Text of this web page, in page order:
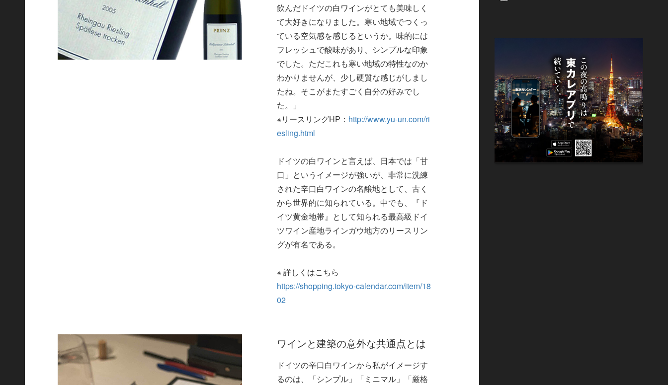
飲んだドイツの白ワインがとても美味しく
て大好きになりました。寒い地域でつくっ
ている空気感を感じるというか。味的には
フレッシュで酸味があり、シンプルな印象
でした。ただこれも寒い地域の特性なのか
わかりませんが、少し硬質な感じがしまし
たね。そこがまたすごく自分の好みでし
た。」
※リースリングHP： http://www.yu-un.com/ri
esling.html
ドイツの白ワインと言えば、日本では「甘
口」というイメージが強いが、非常に洗練
された辛口白ワインの名醸地として、古く
から世界的に知られている。中でも、『ド
イツ黄金地帯』として知られる最高級ドイ
ツワイン産地ラインガウ地方のリースリン
グが有名である。
※ 詳しくはこちら
https://shopping.tokyo-calendar.com/item/18
02
ワインと建築の意外な共通点とは
ドイツの辛口白ワインから私がイメージす
るのは、「シンプル」「ミニマル」「厳格